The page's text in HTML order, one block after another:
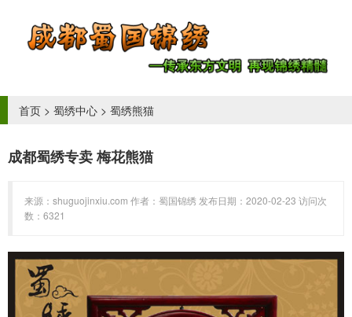
首页 > 蜀绣中心 > 蜀绣熊猫
成都蜀绣专卖 梅花熊猫
来源：shuguojinxiu.com 作者：蜀国锦绣 发布日期：2020-02-23 访问次
数：6321